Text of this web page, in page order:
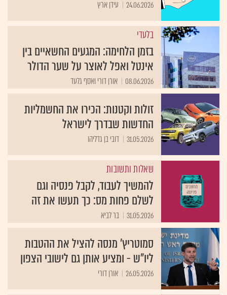
24.06.2026 עידן ארץ
בלעדי
בזמן הלחימה: המגעים החשאיים בין
אינטל ואפל לאוצר על שער הדולר
08.06.2026 אורן דורי ואסף גלעד
זולות וקטנות: הכירו את החשמליות
החדשות שבדרך לישראל
31.05.2026 דובי בן גדליהו
שאלות ותשובות
להמשיך לעבוד, לקבל פנסיה וגם
לשלם פחות מס: כך תעשו את זה
31.05.2026 בר לביא
סמוטריץ' מנסה להציל את ההטבות
ליו"ש - ומציע אותן גם לישובי הצפון
26.05.2026 אורן דורי